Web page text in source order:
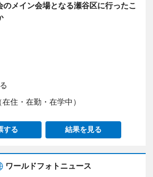
のメイン会場となる瀬谷区に行ったこ
住・在勤・在学中）
する 結果を見る
ワールドフォトニュース